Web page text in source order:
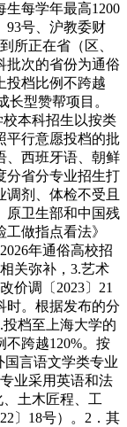
生每学年最高1200
93号、沪教委财
所正在省（区、
批次的省份为通俗
投档比例不跨越
长型赞帮项目。
本科招生以按类
平行意愿投档的批
、西班牙语、朝鲜
分省分专业招生打
剂、体检不受且
原卫生部和中国残
做指点看法》
年通俗高校招
关弥补，3.艺术
价调〔2023〕21
时。根据发布的分
档至上海大学的
跨越120%。按
国言语文学类专业
业采用英语和法
土木匠程、工
〕18号）。2．其